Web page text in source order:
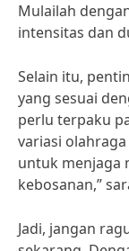
Mulailah
intensitas dan
Selain itu,
yang sesuai
perlu terpaku
variasi
untuk menjaga
kebosanan,”
Jadi, jangan